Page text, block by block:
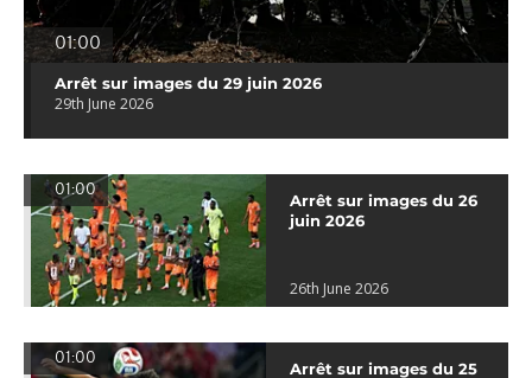
01:00
Arrêt sur images du 29 juin 2026
29th June 2026
01:00
Arrêt sur images du 26
juin 2026
26th June 2026
01:00
Arrêt sur images du 25